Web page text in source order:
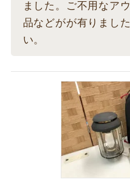
ました。ご不用なア
品などがが有りまし
い。